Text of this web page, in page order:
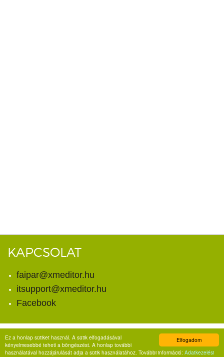
Elfogadom
Ez a honlap sütiket használ. A sütik elfogadásával
kényelmesebbé teheti a böngészést. A honlap további
használatával hozzájárulását adja a sütik használatához. További információ: Adatkezelési
KAPCSOLAT
faipar@xmeditor.hu
itsupport@xmeditor.hu
Facebook
© Copyright 2026. X-meditor Kft.
Minden jog fenntartva.